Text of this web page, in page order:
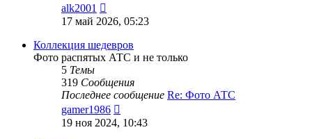
alk2001
к
последнему
сообщению
17 май 2026, 05:23
Коллекция шедевров
Фото распятых АТС и не только
5 Темы
319 Сообщения
Последнее сообщение Re: Фото АТС
gamer1986
к
19 ноя 2024, 10:43